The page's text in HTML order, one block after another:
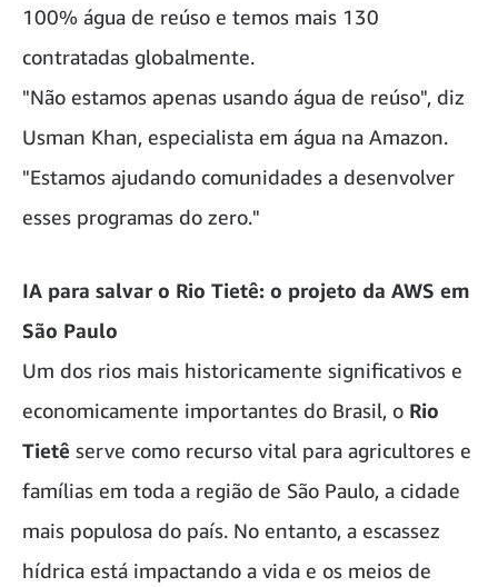
100% água de reúso e temos mais 130
contratadas globalmente.
"Não estamos apenas usando água de reúso", diz
Usman Khan, especialista em água na Amazon.
"Estamos ajudando comunidades a desenvolver
esses programas do zero."
IA para salvar o Rio Tietê: o projeto da AWS em
São Paulo
Um dos rios mais historicamente significativos e
economicamente importantes do Brasil, o Rio
Tietê serve como recurso vital para agricultores e
famílias em toda a região de São Paulo, a cidade
mais populosa do país. No entanto, a escassez
hídrica está impactando a vida e os meios de